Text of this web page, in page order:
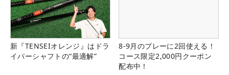
新『TENSEIオレンジ』はドラ
イバーシャフトの“最適解”
8-9月のプレーに2回使える！
コース限定2,000円クーポン
配布中！